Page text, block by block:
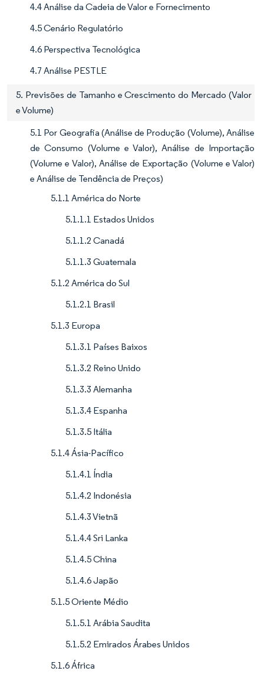
4.4 Análise da Cadeia de Valor e Fornecimento
4.5 Cenário Regulatório
4.6 Perspectiva Tecnológica
4.7 Análise PESTLE
5. Previsões de Tamanho e Crescimento do Mercado (Valor
e Volume)
5.1 Por Geografia (Análise de Produção (Volume), Análise
de Consumo (Volume e Valor), Análise de Importação
(Volume e Valor), Análise de Exportação (Volume e Valor)
e Análise de Tendência de Preços)
5.1.1 América do Norte
5.1.1.1 Estados Unidos
5.1.1.2 Canadá
5.1.1.3 Guatemala
5.1.2 América do Sul
5.1.2.1 Brasil
5.1.3 Europa
5.1.3.1 Países Baixos
5.1.3.2 Reino Unido
5.1.3.3 Alemanha
5.1.3.4 Espanha
5.1.3.5 Itália
5.1.4 Ásia-Pacífico
5.1.4.1 Índia
5.1.4.2 Indonésia
5.1.4.3 Vietnã
5.1.4.4 Sri Lanka
5.1.4.5 China
5.1.4.6 Japão
5.1.5 Oriente Médio
5.1.5.1 Arábia Saudita
5.1.5.2 Emirados Árabes Unidos
5.1.6 África